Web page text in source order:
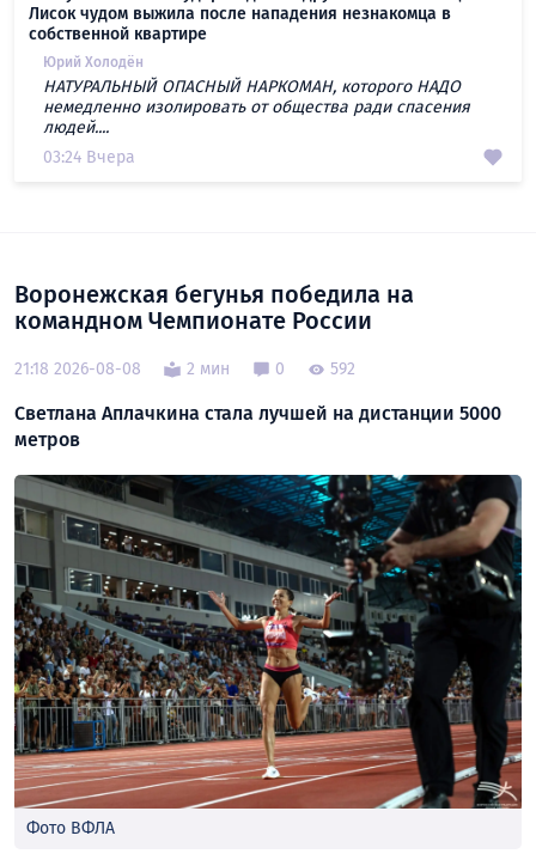
Лисок чудом выжила после нападения незнакомца в
собственной квартире
Юрий Холодён
НАТУРАЛЬНЫЙ ОПАСНЫЙ НАРКОМАН, которого НАДО
немедленно изолировать от общества ради спасения
людей....
03:24 Вчера
Воронежская бегунья победила на
командном Чемпионате России
21:18 2026-08-08 2 мин 0 592
Светлана Аплачкина стала лучшей на дистанции 5000
метров
Фото ВФЛА